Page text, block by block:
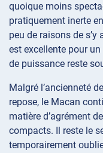
quoique moins
pratiquement inerte
peu de raisons de s’y
est excellente pour
de puissance reste
Malgré l’ancienneté
repose, le Macan
matière d’agrément
compacts. Il reste le
temporairement